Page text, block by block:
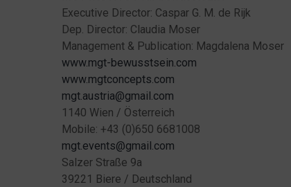
Executive Director: Caspar G. M. de Rijk
Dep. Director: Claudia Moser
Management & Publication: Magdalena Moser
www.mgt-bewusstsein.com
www.mgtconcepts.com
mgt.austria@gmail.com
1140 Wien / Österreich
Mobile: +43 (0)650 6681008
mgt.events@gmail.com
Salzer Straße 9a
39221 Biere / Deutschland